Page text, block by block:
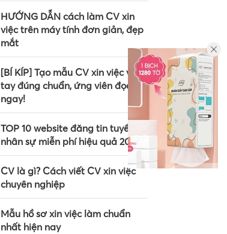
HƯỚNG DẪN cách làm CV xin
việc trên máy tính đơn giản, đẹp
mắt
[BÍ KÍP] Tạo mẫu CV xin việc viết
tay đúng chuẩn, ứng viên đọc
ngay!
TOP 10 website đăng tin tuyển
nhân sự miễn phí hiệu quả 2024
CV là gì? Cách viết CV xin việc
chuyên nghiệp
Mẫu hồ sơ xin việc làm chuẩn
nhất hiện nay